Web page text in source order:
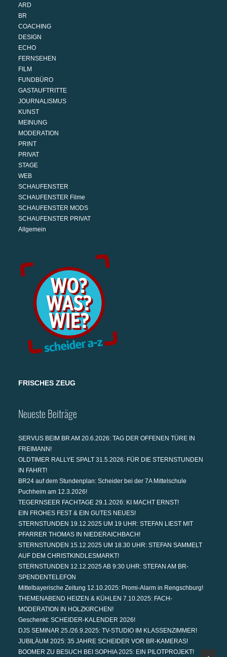
ARD
BR
COACHING
DESIGN
ECHO
FERNSEHEN
FILM
FUNDBÜRO
GASTAUFTRITTE
JOURNALISMUS
KUNST
MEINUNG
MODERATION
PRINT
PRIVAT
STAGE
WEB
SCHAUFENSTER
SCHAUFENSTER Filme
SCHAUFENSTER MODS
SCHAUFENSTER PRIVAT
Allgemein
FRISCHES ZEUG
Neueste Beiträge
SERVUS BEIM BR AM 20.6.2026: TAG DER OFFENEN TÜRE IN
FREIMANN!
OLDTIMER RALLYE SPALT 31.5.2026: FÜR DIE STERNSTUNDEN
IN FAHRT!
BR24 auf dem Stundenplan: Scheider bei der 7A Mittelschule
Puchheim am 12.3.2026!
TEGERNSEER FACHTAGE 29.1.2026: KI MACHT ERNST!
EIN FROHES FEST & EIN GUTES NEUES!
STERNSTUNDEN 19.12.2025 UM 19 UHR: STEFAN LIEST MIT
PFARRER THOMAS IN NIEDERAICHBACH!
STERNSTUNDEN 15.12.2025 UM 18.30 UHR: STEFAN SAMMELT
AUF DEM CHRISTKINDLESMARKT!
STERNSTUNDEN 12.12.2025 AB 9:30 UHR: STEFAN AM BR-
SPENDENTELEFON
Mittelbayerische Zeitung 12.10.2025: Promi-Alarm in Rengschburg!
THEMENABEND HEIZEN & KÜHLEN 7.10.2025: FACH-
MODERATION IN HOLZKIRCHEN!
Geschenkt: SCHEIDER-KALENDER 2026!
DJS SEMINAR 25./26.9.2025: TV-STUDIO IM KLASSENZIMMER!
JUBILÄUM 2025: 35 JAHRE SCHEIDER VOR BR-KAMERAS!
BOOMER ZU BESUCH BEI SOPHIA 2025: EIN PILOTPROJEKT!